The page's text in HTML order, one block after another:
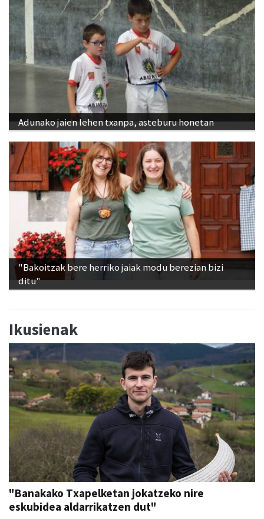
Adunako jaien lehen txanpa, asteburu honetan
"Bakoitzak bere herriko jaiak modu berezian bizi
ditu"
Ikusienak
"Banakako Txapelketan jokatzeko nire
eskubidea aldarrikatzen dut"